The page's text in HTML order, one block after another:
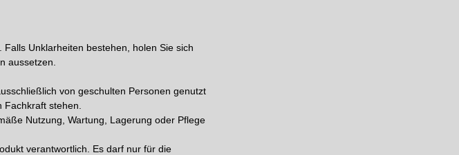
Unklarheiten bestehen, holen Sie sich
aussetzen.
von geschulten Personen genutzt
stehen.
Nutzung, Wartung, Lagerung oder Pflege
verantwortlich. Es darf nur für die